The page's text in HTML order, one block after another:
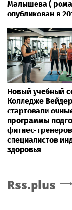
Малышева (
опубликован в
Новый учебный
Колледже
стартовали
программы
фитнес-
специалистов
здоровья
Rss.plus